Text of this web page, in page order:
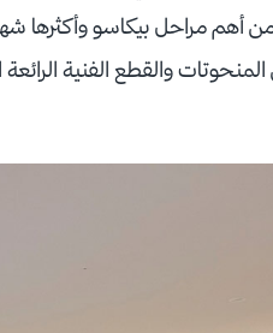
مراحل بيكاسو وأكثرها
والقطع الفنية